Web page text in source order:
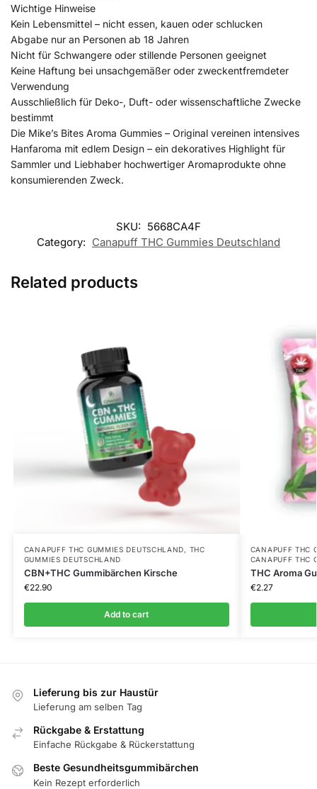
Wichtige Hinweise
Kein Lebensmittel – nicht essen, kauen oder schlucken
Abgabe nur an Personen ab 18 Jahren
Nicht für Schwangere oder stillende Personen geeignet
Keine Haftung bei unsachgemäßer oder zweckentfremdeter
Verwendung
Ausschließlich für Deko-, Duft- oder wissenschaftliche Zwecke
bestimmt
Die Mike’s Bites Aroma Gummies – Original vereinen intensives
Hanfaroma mit edlem Design – ein dekoratives Highlight für
Sammler und Liebhaber hochwertiger Aromaprodukte ohne
konsumierenden Zweck.
SKU: 5668CA4F
Category: Canapuff THC Gummies​ Deutschland
Related products
CANAPUFF THC GUMMIES​ DEUTSCHLAND, THC
GUMMIES DEUTSCHLAND
CBN+THC Gummibärchen Kirsche
€22.90
Add to cart
CANAPUFF THC
CANAPUFF THC
THC Aroma
€2.27
Lieferung bis zur Haustür
Lieferung am selben Tag
Rückgabe & Erstattung
Einfache Rückgabe & Rückerstattung
Beste Gesundheitsgummibärchen
Kein Rezept erforderlich